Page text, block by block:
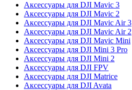
Аксессуары для DJI Mavic 3
Аксессуары для DJI Mavic 2
Аксессуары для DJI Mavic Air 3
Аксессуары для DJI Mavic Air 2
Аксессуары для DJI Mavic Mini
Аксессуары для DJI Mini 3 Pro
Аксессуары для DJI Mini 2
Аксессуары для DJI FPV
Аксессуары для DJI Matrice
Аксессуары для DJI Avata